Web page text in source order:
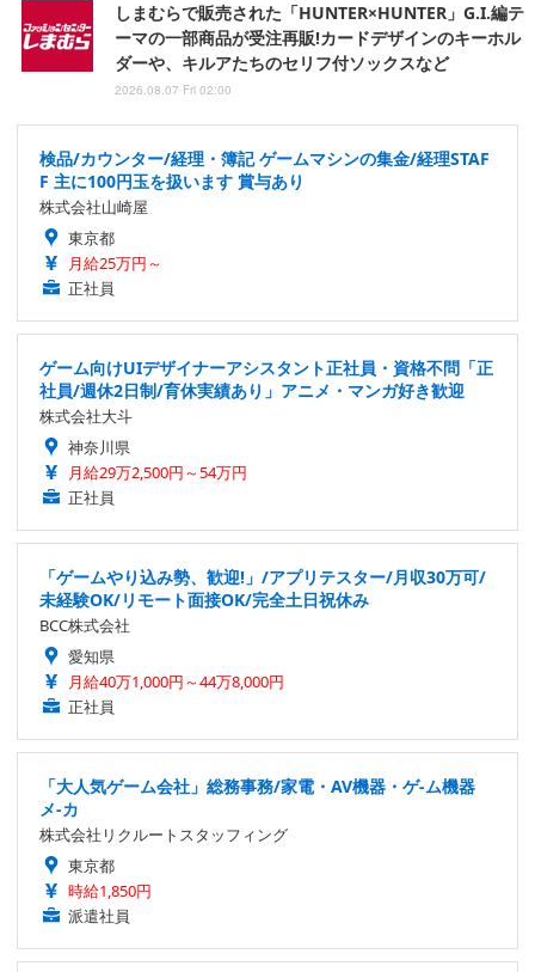
しまむらで販売された「HUNTER×HUNTER」G.I.編テ
ーマの一部商品が受注再販!カードデザインのキーホル
ダーや、キルアたちのセリフ付ソックスなど
2026.08.07 Fri 02:00
検品/カウンター/経理・簿記 ゲームマシンの集金/経理STAF
F 主に100円玉を扱います 賞与あり
株式会社山崎屋
東京都
月給25万円～
正社員
ゲーム向けUIデザイナーアシスタント正社員・資格不問「正
社員/週休2日制/育休実績あり」アニメ・マンガ好き歓迎
株式会社大斗
神奈川県
月給29万2,500円～54万円
正社員
「ゲームやり込み勢、歓迎!」/アプリテスター/月収30万可/
未経験OK/リモート面接OK/完全土日祝休み
BCC株式会社
愛知県
月給40万1,000円～44万8,000円
正社員
「大人気ゲーム会社」総務事務/家電・AV機器・ゲ-ム機器
メ-カ
株式会社リクルートスタッフィング
東京都
時給1,850円
派遣社員